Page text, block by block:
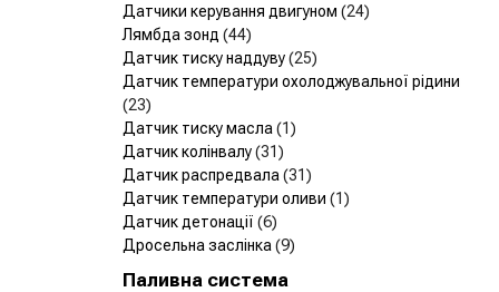
Датчики керування двигуном (24)
Лямбда зонд (44)
Датчик тиску наддуву(25)
Датчик температури охолоджувальної рідини
(23)
Датчик тиску масла (1)
Датчик колінвалу(31)
Датчик распредвала (31)
Датчик температури оливи (1)
Датчик детонації (6)
Дросельна заслінка (9)
Паливна система